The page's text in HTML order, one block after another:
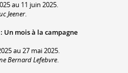
au 11 juin 2025.
Jeener.
: Un mois à la campagne
au 27 mai 2025.
Bernard Lefebvre.